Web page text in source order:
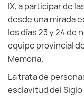
IX, a participar de
desde una mirada
los días 23 y 24 de
equipo provincial
Memoria.
La trata de
esclavitud del Siglo